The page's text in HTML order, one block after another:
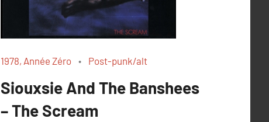
1978, Année Zéro Post-punk/alt
Siouxsie And The Banshees
– The Scream